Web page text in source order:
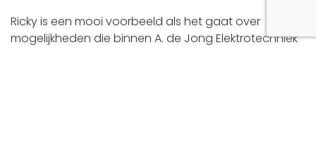
Ricky is een mooi voorbeeld als het gaat over de
mogelijkheden die binnen A. de Jong Elektrotechniek